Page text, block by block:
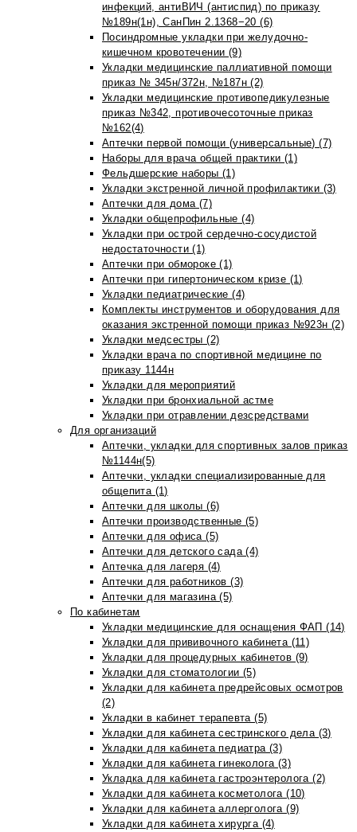
инфекций, антиВИЧ (антиспид) по приказу
№189н(1н), СанПин 2.1368−20 (6)
Посиндромные укладки при желудочно-
кишечном кровотечении (9)
Укладки медицинские паллиативной помощи
приказ № 345н/372н, №187н (2)
Укладки медицинские противопедикулезные
приказ №342, противочесоточные приказ
№162(4)
Аптечки первой помощи (универсальные) (7)
Наборы для врача общей практики (1)
Фельдшерские наборы (1)
Укладки экстренной личной профилактики (3)
Аптечки для дома (7)
Укладки общепрофильные (4)
Укладки при острой сердечно-сосудистой
недостаточности (1)
Аптечки при обмороке (1)
Аптечки при гипертоническом кризе (1)
Укладки педиатрические (4)
Комплекты инструментов и оборудования для
оказания экстренной помощи приказ №923н (2)
Укладки медсестры (2)
Укладки врача по спортивной медицине по
приказу 1144н
Укладки для мероприятий
Укладки при бронхиальной астме
Укладки при отравлении дезсредствами
Для организаций
Аптечки, укладки для спортивных залов приказ
№1144н(5)
Аптечки, укладки специализированные для
общепита (1)
Аптечки для школы (6)
Аптечки производственные (5)
Аптечки для офиса (5)
Аптечки для детского сада (4)
Аптечка для лагеря (4)
Аптечки для работников (3)
Аптечки для магазина (5)
По кабинетам
Укладки медицинские для оснащения ФАП (14)
Укладки для прививочного кабинета (11)
Укладки для процедурных кабинетов (9)
Укладки для стоматологии (5)
Укладки для кабинета предрейсовых осмотров
(2)
Укладки в кабинет терапевта (5)
Укладки для кабинета сестринского дела (3)
Укладки для кабинета педиатра (3)
Укладки для кабинета гинеколога (3)
Укладка для кабинета гастроэнтеролога (2)
Укладки для кабинета косметолога (10)
Укладки для кабинета аллерголога (9)
Укладки для кабинета хирурга (4)